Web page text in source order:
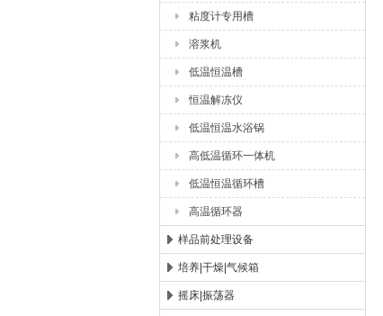
杭州川一实验仪器有限公司
粘度计专用槽
溶浆机
低温恒温槽
恒温解冻仪
低温恒温水浴锅
高低温循环一体机
低温恒温循环槽
高温循环器
样品前处理设备
培养|干燥|气候箱
摇床|振荡器